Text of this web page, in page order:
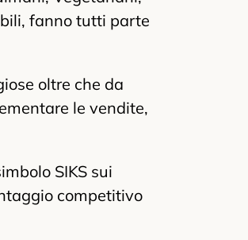
fanno tutti parte
oltre che da
le vendite,
SIKS sui
competitivo